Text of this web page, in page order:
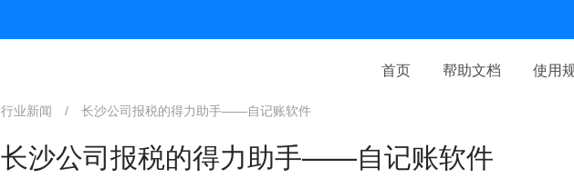
首页 帮助文档 使用
行业新闻 / 长沙公司报税的得力助手——自记账软件
长沙公司报税的得力助手——自记账软件